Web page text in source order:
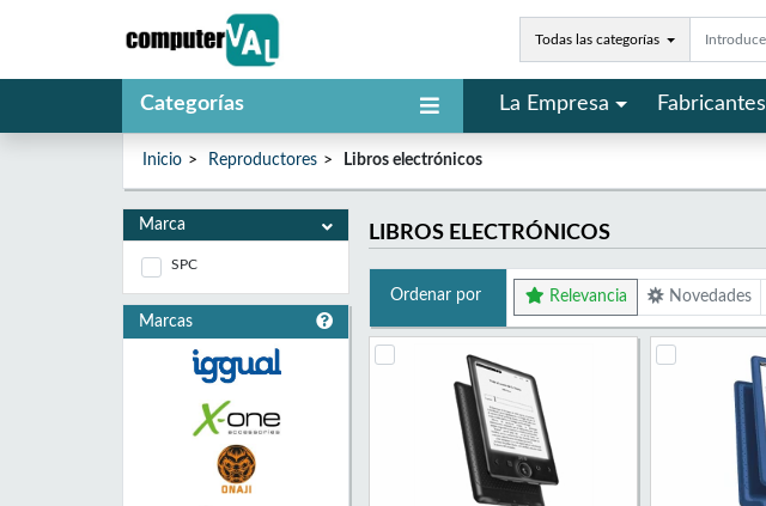
Todas las categorías
Categorías La Empresa Fabricantes
Inicio Reproductores Libros electrónicos
Marca
SPC
Marcas
LIBROS ELECTRÓNICOS
Ordenar por Relevancia Novedades